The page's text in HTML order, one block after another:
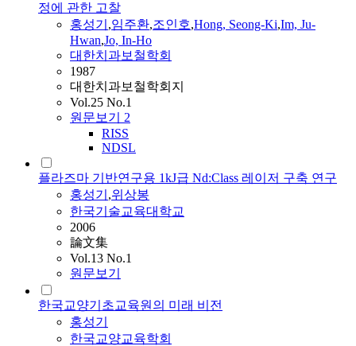
정에 관한 고찰
홍성기 ,임주환,조인호,Hong, Seong-Ki,Im, Ju-
Hwan,Jo, In-Ho
대한치과보철학회
1987
대한치과보철학회지
Vol.25 No.1
원문보기 2
RISS
NDSL
플라즈마 기반연구용 1kJ급 Nd:Class 레이저 구축 연구
홍성기 ,위상봉
한국기술교육대학교
2006
論文集
Vol.13 No.1
원문보기
한국교양기초교육원의 미래 비전
홍성기
한국교양교육학회